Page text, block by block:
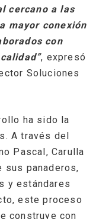
cercano a las
mayor conexión
con
, expresó
Soluciones
ha sido la
A través del
Pascal, Carulla
sus panaderos,
y estándares
este proceso
construye con